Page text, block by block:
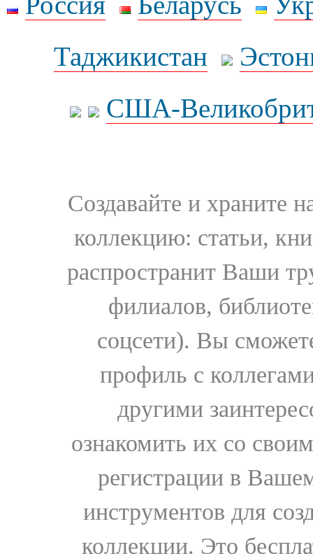
Таджикистан
США-
Создавайте и храните
коллекцию: статьи,
распространит Ваши
филиалов,
соцсети). Вы
профиль с
другими
ознакомить их со
регистрации в
инструментов для
коллекции. Это